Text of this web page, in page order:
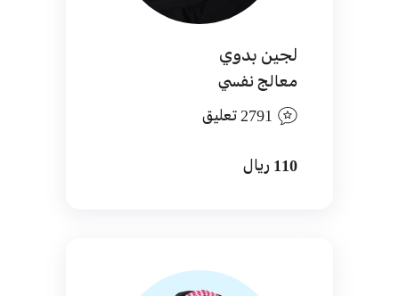
لجين بدوي
معالج نفسي
2791 تعليق
110 ريال